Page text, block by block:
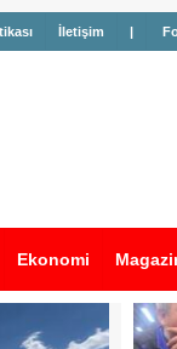
İletişim |
Ekonomi